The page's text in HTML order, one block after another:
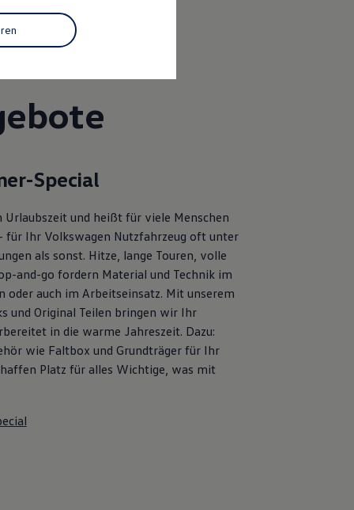
Special
Urlaubszeit und heißt für viele Menschen
für Ihr Volkswagen Nutzfahrzeug oft unter
als sonst. Hitze, lange Touren, volle
and-go fordern Material und Technik im
oder auch im Arbeitseinsatz. Mit unserem
und Original Teilen bringen wir Ihr
in die warme Jahreszeit. Dazu:
wie Faltbox und Grundträger für Ihr
Platz für alles Wichtige, was mit